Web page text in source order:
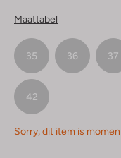
Maattabel
35 36 37
42
Sorry, dit item is